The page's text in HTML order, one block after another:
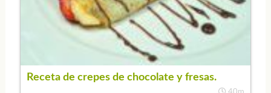
Receta de crepes de chocolate y fresas.